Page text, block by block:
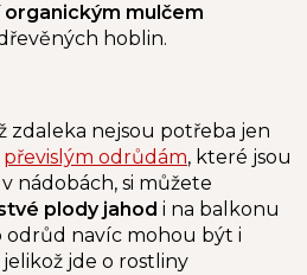
organickým mulčem
hoblin.
zdaleka nejsou potřeba jen
převislým odrůdám, které jsou
nádobách, si můžete
plody jahod i na balkonu
odrůd navíc mohou být i
jde o rostliny